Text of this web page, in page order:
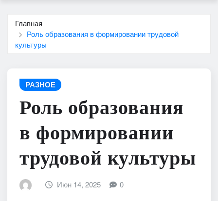
Главная
Роль образования в формировании трудовой
культуры
РАЗНОЕ
Роль образования
в формировании
трудовой культуры
Июн 14, 2025 0